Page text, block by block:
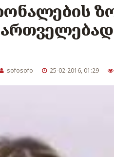
sofosofo 25-02-2016, 01:29